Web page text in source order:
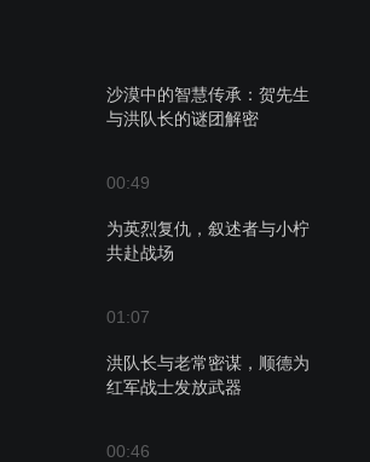
沙漠中的智慧传承：贺先生
与洪队长的谜团解密
00:49
为英烈复仇，叙述者与小柠
共赴战场
01:07
洪队长与老常密谋，顺德为
红军战士发放武器
00:46